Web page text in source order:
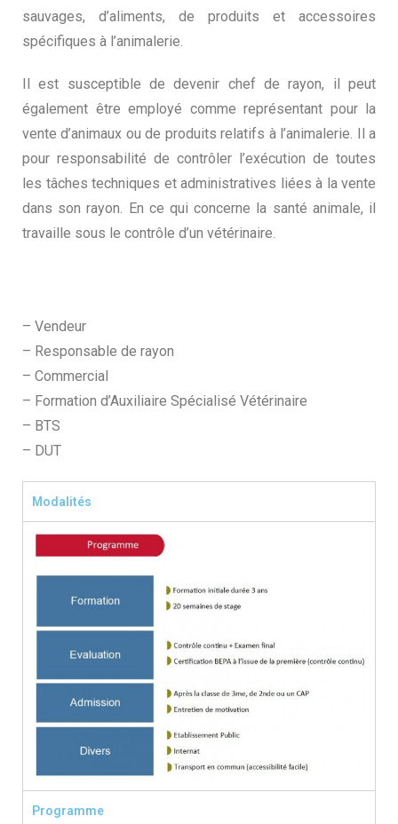
sauvages, d’aliments, de produits et accessoires
spécifiques à l’animalerie.
Il est susceptible de devenir chef de rayon, il peut
également être employé comme représentant pour la
vente d’animaux ou de produits relatifs à l’animalerie. Il a
pour responsabilité de contrôler l’exécution de toutes
les tâches techniques et administratives liées à la vente
dans son rayon. En ce qui concerne la santé animale, il
travaille sous le contrôle d’un vétérinaire.
– Vendeur
– Responsable de rayon
– Commercial
– Formation d’Auxiliaire Spécialisé Vétérinaire
– BTS
– DUT
Modalités
Programme